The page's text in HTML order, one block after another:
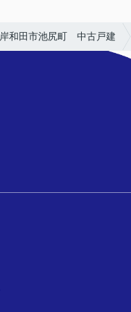
岸和田市池尻町 中古戸建